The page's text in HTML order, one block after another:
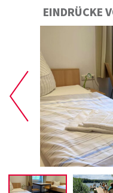
EINDRÜCKE